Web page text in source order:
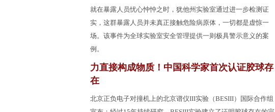
就在暴露人员忧心忡忡之时，犹他州实验室通过进一步检测证
实，这群暴露人员并未真正接触危险病原体，一切都是虚惊一
场。该事件为全球实验室安全管理提供一则极具警示意义的案
例。
力直接构成物质！中国科学家首次认证胶球存
在
北京正负电子对撞机上的北京谱仪III实验（BESIII）国际合作组